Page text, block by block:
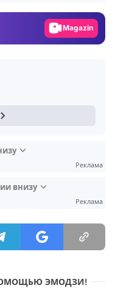
Video
Реклама
внизу
Реклама
ЭМОДЗИ!